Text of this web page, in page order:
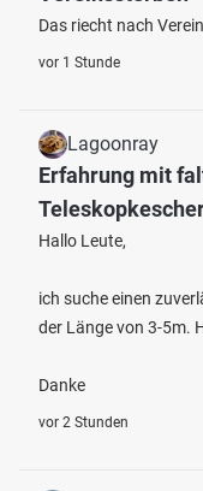
Das riecht nach
vor 1 Stunde
Lagoonray
Erfahrung mit
Hallo Leute,
ich suche einen
der Länge von 3-5m.
Danke
vor 2 Stunden